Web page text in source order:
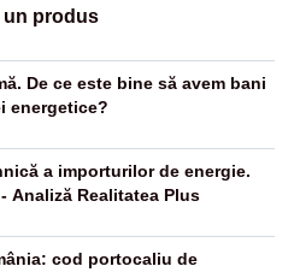
un produs
De ce este bine să avem bani
energetice?
a importurilor de energie.
Analiză Realitatea Plus
cod portocaliu de